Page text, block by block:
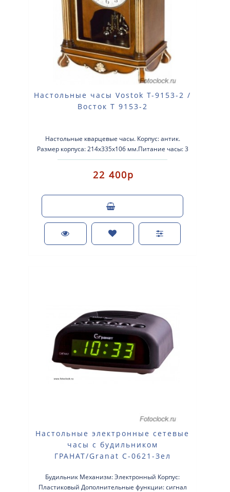
Настольные часы Vostok Т-9153-2 /
Восток Т 9153-2
Настольные кварцевые часы. Корпус: антик.
Размер корпуса: 214x335x106 мм.Питание часы: 3
батарейка размера АА.Мелодии: 4/4 W..
22 400р
Настольные электронные сетевые
часы с будильником
ГРАНАТ/Granat С-0621-Зел
Будильник Механизм: Электронный Корпус:
Пластиковый Дополнительные функции: сигнал